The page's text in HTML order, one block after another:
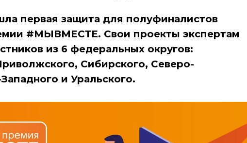
первая защита для полуфиналистов
#МЫВМЕСТЕ. Свои проекты экспертам
из 6 федеральных округов:
Сибирского, Северо-
и Уральского.